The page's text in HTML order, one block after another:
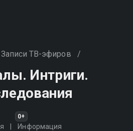
Записи ТВ-эфиров /
Интриги.
0+
Информация